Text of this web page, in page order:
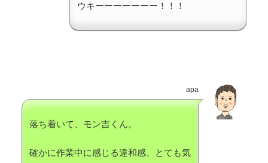
ウキーーーーーーー！！！
apa
落ち着いて、モン吉くん。
確かに作業中に感じる違和感、とても気